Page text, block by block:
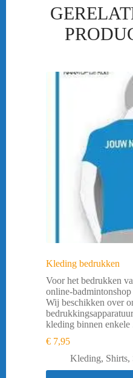
Kleding bedrukken
Voor het bedrukken
online-badmintonshop
Wij beschikken over
kleding binnen enkele
€ 7,95
Kleding, Shirts,